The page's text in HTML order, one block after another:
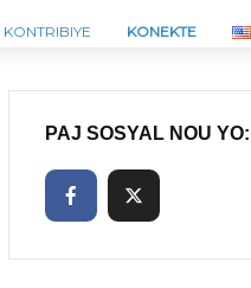
KONTRIBIYE KONEKTE
PAJ SOSYAL NOU YO: